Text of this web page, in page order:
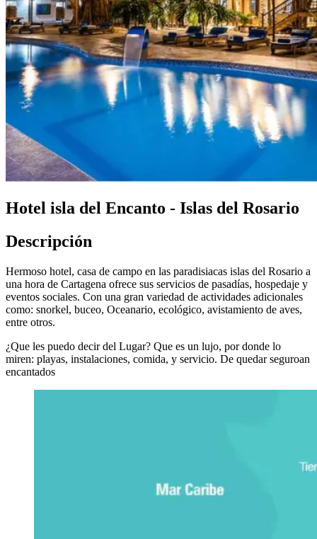
Hotel isla del Encanto - Islas del Rosario
Descripción
Hermoso hotel, casa de campo en las paradisiacas islas del Rosario a
una hora de Cartagena ofrece sus servicios de pasadías, hospedaje y
eventos sociales. Con una gran variedad de actividades adicionales
como: snorkel, buceo, Oceanario, ecológico, avistamiento de aves,
entre otros.
¿Que les puedo decir del Lugar? Que es un lujo, por donde lo
miren: playas, instalaciones, comida, y servicio. De quedar seguroan
encantados